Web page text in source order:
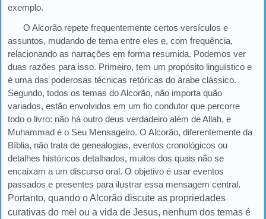
exemplo.
O Alcorão repete frequentemente certos versículos e
assuntos, mudando de tema entre eles e, com frequência,
relacionando as narrações em forma resumida. Podemos ver
duas razões para isso. Primeiro, tem um propósito linguístico e
é uma das poderosas técnicas retóricas do árabe clássico.
Segundo, todos os temas do Alcorão, não importa quão
variados, estão envolvidos em um fio condutor que percorre
todo o livro: não há outro deus verdadeiro além de Allah, e
Muhammad é o Seu Mensageiro. O Alcorão, diferentemente da
Bíblia, não trata de genealogias, eventos cronológicos ou
detalhes históricos detalhados, muitos dos quais não se
encaixam a um discurso oral. O objetivo é usar eventos
passados ​​e presentes para ilustrar essa mensagem central.
Portanto, quando o Alcorão discute as propriedades
curativas do mel ou a vida de Jesus, nenhum dos temas é